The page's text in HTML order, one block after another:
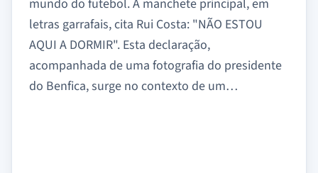
mundo do futebol. A manchete principal, em
letras garrafais, cita Rui Costa: "NÃO ESTOU
AQUI A DORMIR". Esta declaração,
acompanhada de uma fotografia do presidente
do Benfica, surge no contexto de um…